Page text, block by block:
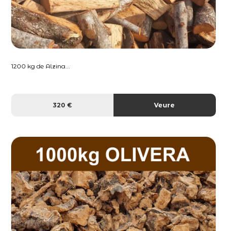
1200 kg de Alzina...
320 € Veure